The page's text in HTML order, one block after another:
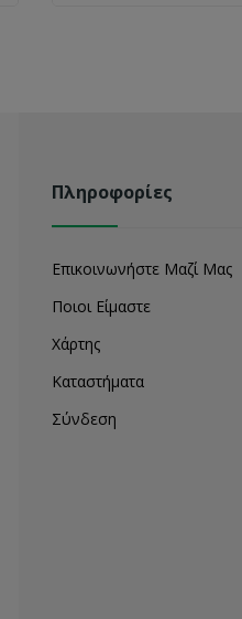
Πληροφορίες
Επικοινωνήστε Μαζί Μας
Ποιοι Είμαστε
Χάρτης
Καταστήματα
Σύνδεση